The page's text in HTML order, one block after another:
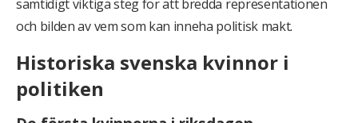
samtidigt viktiga steg för att bredda representationen
och bilden av vem som kan inneha politisk makt.
Historiska svenska kvinnor i
politiken